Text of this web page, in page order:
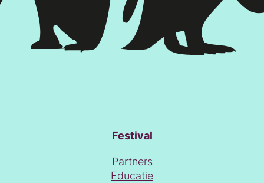
Festival
Partners
Educatie